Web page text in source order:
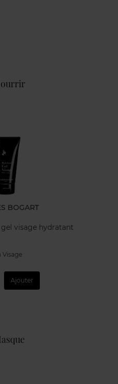
BOGART
visage hydratant
Visage
Ajouter